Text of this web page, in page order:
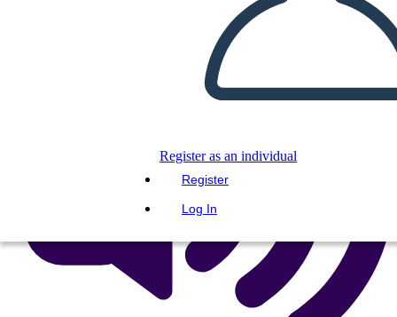
Register as an individual
Register
Log In